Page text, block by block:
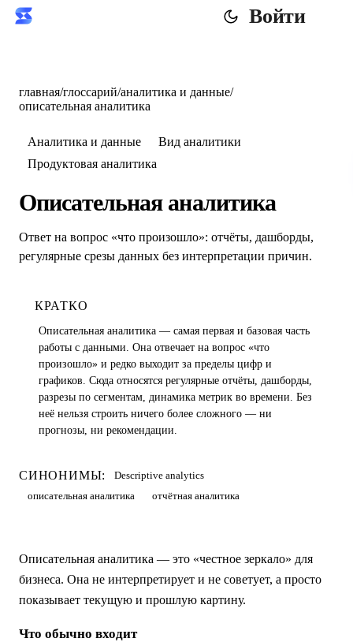
Войти
главная/глоссарий/аналитика и данные/
описательная аналитика
Аналитика и данные
Вид аналитики
Продуктовая аналитика
Описательная аналитика
Ответ на вопрос «что произошло»: отчёты, дашборды,
регулярные срезы данных без интерпретации причин.
КРАТКО
Описательная аналитика — самая первая и базовая часть
работы с данными. Она отвечает на вопрос «что
произошло» и редко выходит за пределы цифр и
графиков. Сюда относятся регулярные отчёты, дашборды,
разрезы по сегментам, динамика метрик во времени. Без
неё нельзя строить ничего более сложного — ни
прогнозы, ни рекомендации.
СИНОНИМЫ:
Descriptive analytics
описательная аналитика
отчётная аналитика
Описательная аналитика — это «честное зеркало» для
бизнеса. Она не интерпретирует и не советует, а просто
показывает текущую и прошлую картину.
Что обычно входит